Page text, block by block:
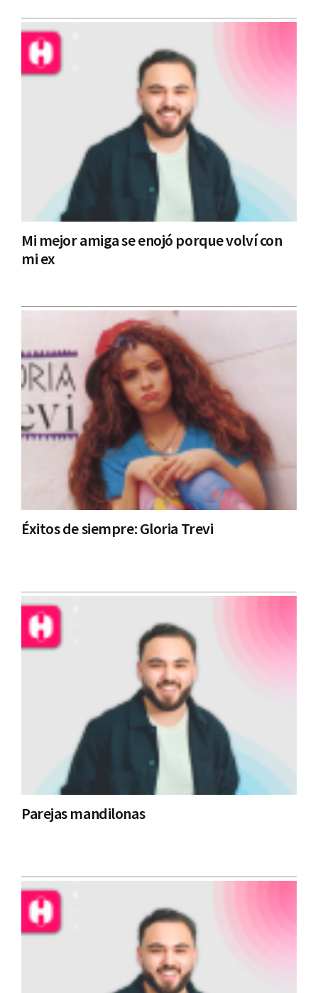
Mi mejor amiga se enojó porque volví con
mi ex
Éxitos de siempre: Gloria Trevi
Parejas mandilonas